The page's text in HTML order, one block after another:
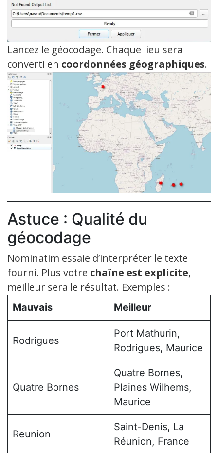
Lancez le géocodage. Chaque lieu sera
converti en coordonnées géographiques.
Astuce : Qualité du
géocodage
Nominatim essaie d’interpréter le texte
fourni. Plus votre chaîne est explicite,
meilleur sera le résultat. Exemples :
Mauvais Meilleur
Rodrigues
Port Mathurin,
Rodrigues, Maurice
Quatre Bornes
Quatre Bornes,
Plaines Wilhems,
Maurice
Reunion
Saint-Denis, La
Réunion, France